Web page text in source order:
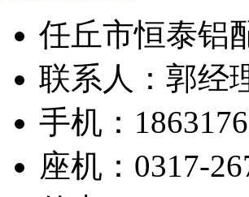
任丘市恒泰铝
联系人：郭经
手机：
座机：0317-